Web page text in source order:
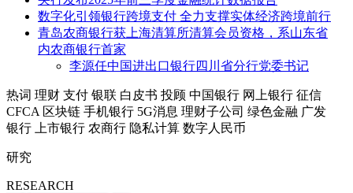
数字化引领银行跨境支付 全力支撑实体经济跨境前行
青岛农商银行获上海清算所清算会员资格，系山东省
内农商银行首家
李源任中国进出口银行四川省分行党委书记
热词 理财 支付 银联 白皮书 投顾 中国银行 网上银行 征信
CFCA 区块链 手机银行 5G消息 理财子公司 绿色金融 广发
银行
上市银行 农商行 隐私计算 数字人民币
研究
RESEARCH